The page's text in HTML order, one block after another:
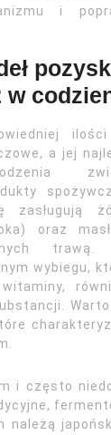
i
w
a jej
zasługują
oraz
trawą.
wybiegu,
i często
należą